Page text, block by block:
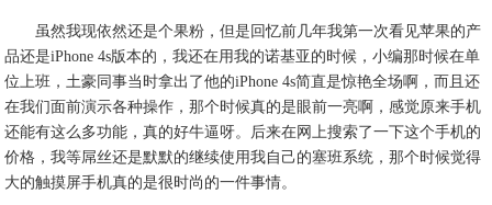
虽然我现依然还是个果粉，但是回忆前几年我第一次看见苹果的产
品还是iPhone 4s版本的，我还在用我的诺基亚的时候，小编那时候在单
位上班，土豪同事当时拿出了他的iPhone 4s简直是惊艳全场啊，而且还
在我们面前演示各种操作，那个时候真的是眼前一亮啊，感觉原来手机
还能有这么多功能，真的好牛逼呀。后来在网上搜索了一下这个手机的
价格，我等屌丝还是默默的继续使用我自己的塞班系统，那个时候觉得
大的触摸屏手机真的是很时尚的一件事情。